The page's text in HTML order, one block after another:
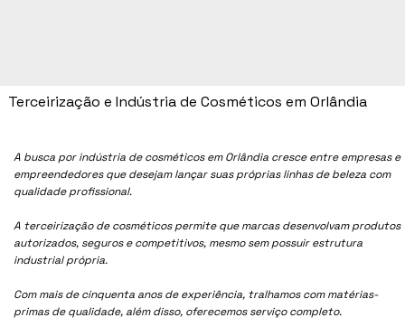
A busca por indústria de cosméticos emOrlândia cresce entre empresas e
empreendedores que desejam lançar suas próprias linhas de beleza com
qualidade profissional.
A terceirização de cosméticos permite que marcas desenvolvam produtos
autorizados, seguros e competitivos, mesmo sem possuir estrutura
industrial própria.
Com mais de cinquenta anos de experiência, tralhamos com matérias-
primas de qualidade, além disso, oferecemos serviço completo.
Terceirização e Indústria de Cosméticos em Orlândia